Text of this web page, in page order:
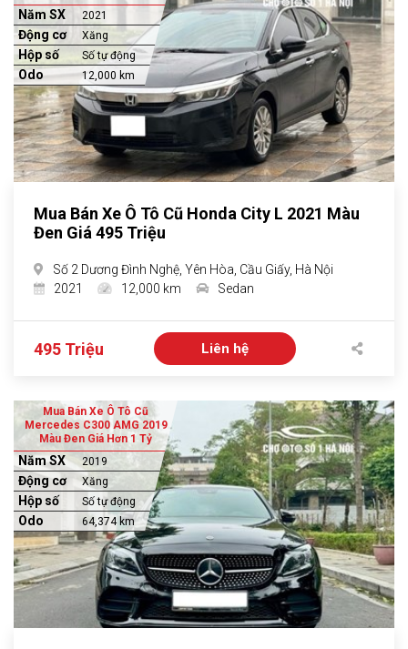
Năm SX 2021
Động cơ Xăng
Hộp số Số tự động
Odo 12,000 km
Mua Bán Xe Ô Tô Cũ Honda City L 2021 Màu
Đen Giá 495 Triệu
Số 2 Dương Đình Nghệ, Yên Hòa, Cầu Giấy, Hà Nội
2021
12,000 km Sedan
495 Triệu Liên hệ
Mua Bán Xe Ô Tô Cũ
Mercedes C300 AMG 2019
Màu Đen Giá Hơn 1 Tỷ
Năm SX 2019
Động cơ Xăng
Hộp số Số tự động
Odo 64,374 km